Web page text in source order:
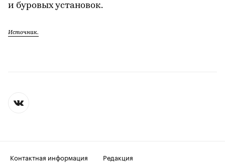
и буровых установок.
Источник.
Контактная информация
Редакция